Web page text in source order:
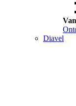
Diavel